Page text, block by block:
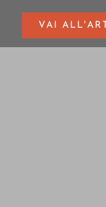
VAI